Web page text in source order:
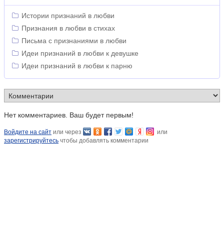
Истории признаний в любви
Признания в любви в стихах
Письма с признаниями в любви
Идеи признаний в любви к девушке
Идеи признаний в любви к парню
Нет комментариев. Ваш будет первым!
Войдите на сайт или через
или
зарегистрируйтесь чтобы добавлять комментарии